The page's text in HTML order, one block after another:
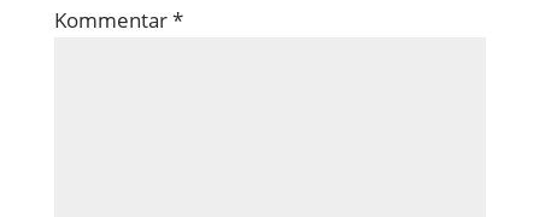
Kommentar*